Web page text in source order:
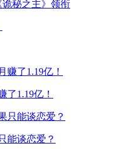
秘之主》领衔
了1.19亿！
能谈恋爱？